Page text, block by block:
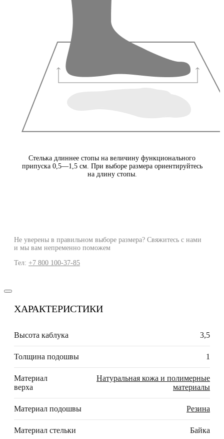
Стелька длиннее стопы на величину функционального
припуска 0,5—1,5 см. При выборе размера ориентируйтесь
на длину стопы.
Не уверены в правильном выборе размера? Свяжитесь с нами
и мы вам непременно поможем
Тел: +7 800 100-37-85
ХАРАКТЕРИСТИКИ
Высота каблука 3,5
Толщина подошвы 1
Материал
верха
Натуральная кожа и полимерные
материалы
Материал подошвы Резина
Материал стельки Байка